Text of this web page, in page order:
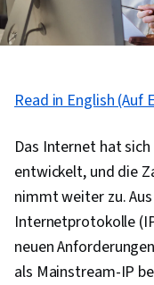
Read in English (Auf
Das Internet hat
entwickelt, und die
nimmt weiter zu.
Internetprotokolle
neuen
als Mainstream-IP